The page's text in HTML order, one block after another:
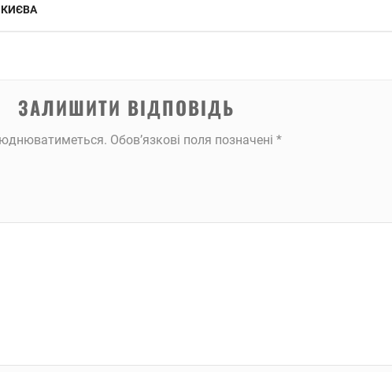
КИЄВА
ЗАЛИШИТИ ВІДПОВІДЬ
Обов’язкові поля позначені *